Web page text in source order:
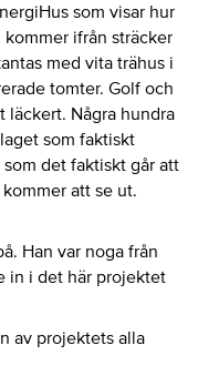
som visar hur
ifrån sträcker
med vita trähus i
tomter. Golf och
läckert. Några hundra
som faktiskt
det faktiskt går att
att se ut.
Han var noga från
in i det här projektet
av projektets alla